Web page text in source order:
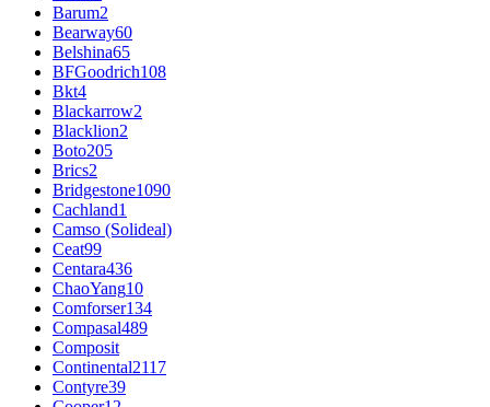
Barum2
Bearway60
Belshina65
BFGoodrich108
Bkt4
Blackarrow2
Blacklion2
Boto205
Brics2
Bridgestone1090
Cachland1
Camso (Solideal)
Ceat99
Centara436
ChaoYang10
Comforser134
Compasal489
Composit
Continental2117
Contyre39